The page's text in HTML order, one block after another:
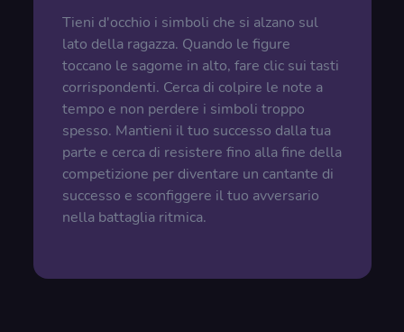
Tieni d'occhio i simboli che si alzano sul
lato della ragazza. Quando le figure
toccano le sagome in alto, fare clic sui tasti
corrispondenti. Cerca di colpire le note a
tempo e non perdere i simboli troppo
spesso. Mantieni il tuo successo dalla tua
parte e cerca di resistere fino alla fine della
competizione per diventare un cantante di
successo e sconfiggere il tuo avversario
nella battaglia ritmica.